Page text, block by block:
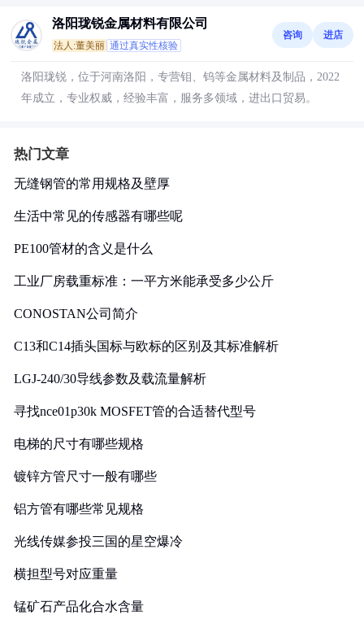
洛阳珑锐金属材料有限公司
法人:董美丽 通过真实性核验
咨询 进店
洛阳珑锐，位于河南洛阳，专营钼、钨等金属材料及制品，2022
年成立，专业权威，经验丰富，服务多领域，进出口贸易。
热门文章
无缝钢管的常用规格及壁厚
生活中常见的传感器有哪些呢
PE100管材的含义是什么
工业厂房载重标准：一平方米能承受多少公斤
CONOSTAN公司简介
C13和C14插头国标与欧标的区别及其标准解析
LGJ-240/30导线参数及载流量解析
寻找nce01p30k MOSFET管的合适替代型号
电梯的尺寸有哪些规格
镀锌方管尺寸一般有哪些
铝方管有哪些常见规格
光线传媒参投三国的星空爆冷
横担型号对应重量
锰矿石产品化合水含量